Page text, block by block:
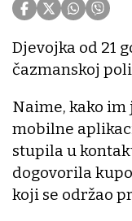
Djevojka od 21
čazmanskoj
Naime, kako
mobilne
stupila u
dogovorila
koji se održao